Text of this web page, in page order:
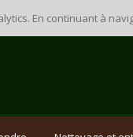
En continuant à